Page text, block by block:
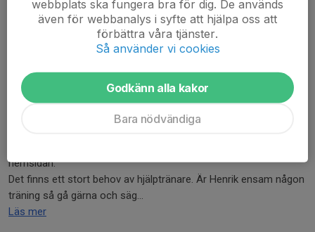
Observera, samling 10 min innan träningstidens början.
Ladda ner "Svenska lag...
Protokoll från föräldramötet
hemsidan.
Det finns ett stort behov av hjälptränare. Är Henrik ensam någon
träning så gå gärna och säg...
Läs mer
webbplats ska fungera bra för dig. De används
även för webbanalys i syfte att hjälpa oss att
förbättra våra tjänster.
Så använder vi cookies
Godkänn alla kakor
Bara nödvändiga